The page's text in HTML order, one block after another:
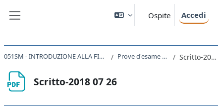
Ospite Accedi
051SM - INTRODUZIONE ALLA FISICA TEORICA 2023 Prove d'esame a.a. 2017/18 Scritto-2018 07 26
Scritto-2018 07 26